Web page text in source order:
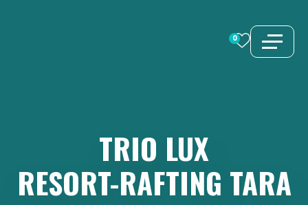
0
TRIO LUX
RESORT-RAFTING TARA